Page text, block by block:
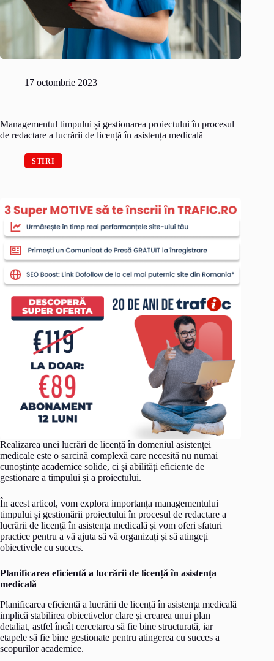
17 octombrie 2023
Managementul timpului și gestionarea proiectului în procesul
de redactare a lucrării de licență în asistența medicală
STIRI
Realizarea unei lucrări de licență în domeniul asistenței
medicale este o sarcină complexă care necesită nu numai
cunoștințe academice solide, ci și abilități eficiente de
gestionare a timpului și a proiectului.
În acest articol, vom explora importanța managementului
timpului și gestionării proiectului în procesul de redactare a
lucrării de licență în asistența medicală și vom oferi sfaturi
practice pentru a vă ajuta să vă organizați și să atingeți
obiectivele cu succes.
Planificarea eficientă a lucrării de licență în asistența
medicală
Planificarea eficientă a lucrării de licență în asistența medicală
implică stabilirea obiectivelor clare și crearea unui plan
detaliat, astfel încât cercetarea să fie bine structurată, iar
etapele să fie bine gestionate pentru atingerea cu succes a
scopurilor academice.